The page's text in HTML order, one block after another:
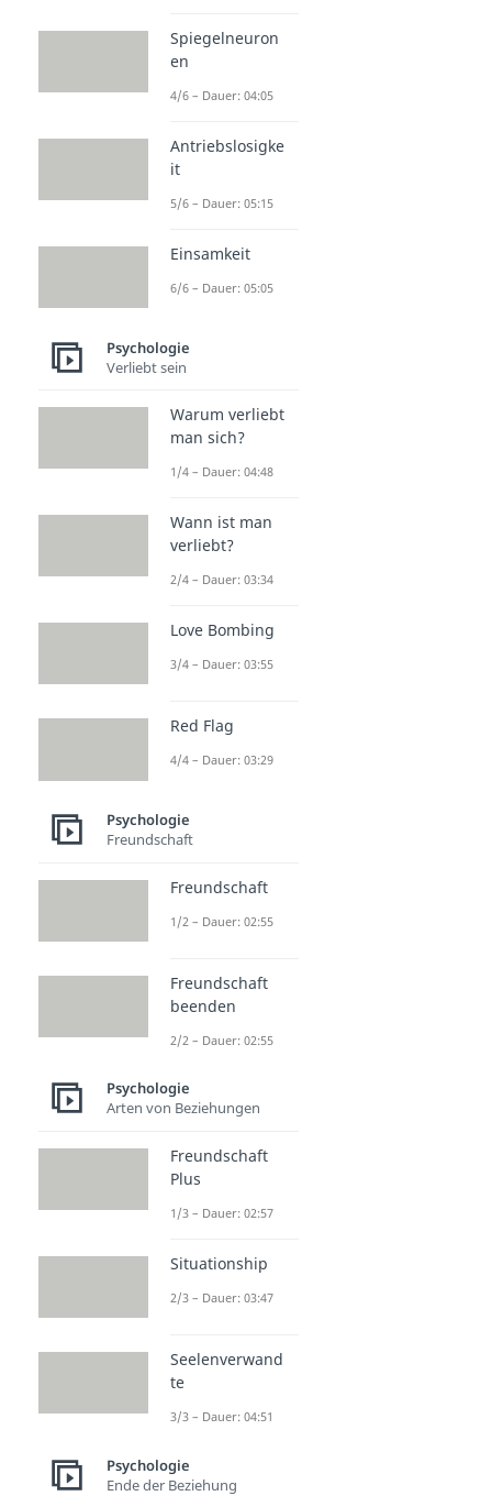
Spiegelneuron
en
4/6 – Dauer: 04:05
Antriebslosigke
it
5/6 – Dauer: 05:15
Einsamkeit
6/6 – Dauer: 05:05
Psychologie
Verliebt sein
Warum verliebt
man sich?
1/4 – Dauer: 04:48
Wann ist man
verliebt?
2/4 – Dauer: 03:34
Love Bombing
3/4 – Dauer: 03:55
Red Flag
4/4 – Dauer: 03:29
Psychologie
Freundschaft
Freundschaft
1/2 – Dauer: 02:55
Freundschaft
beenden
2/2 – Dauer: 02:55
Psychologie
Arten von Beziehungen
Freundschaft
Plus
1/3 – Dauer: 02:57
Situationship
2/3 – Dauer: 03:47
Seelenverwand
te
3/3 – Dauer: 04:51
Psychologie
Ende der Beziehung